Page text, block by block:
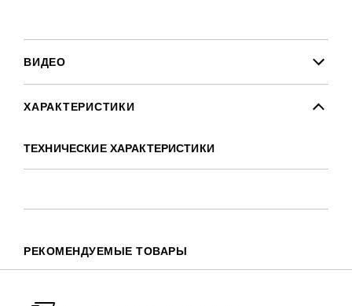
ВИДЕО
ХАРАКТЕРИСТИКИ
ТЕХНИЧЕСКИЕ ХАРАКТЕРИСТИКИ
РЕКОМЕНДУЕМЫЕ ТОВАРЫ